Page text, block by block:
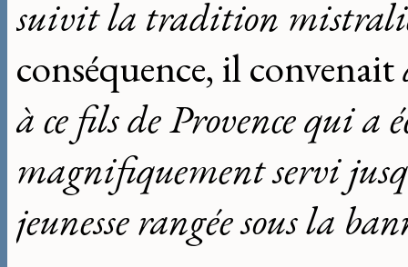
suivit la tradition
conséquence, il convenait
à ce fils de Provence qui a
magnifiquement servi
jeunesse rangée sous la